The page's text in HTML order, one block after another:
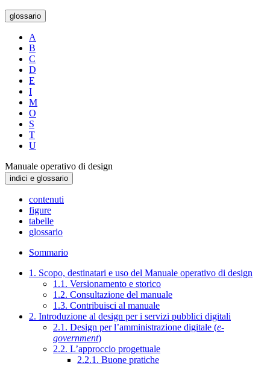
glossario
A
B
C
D
E
I
M
O
S
T
U
Manuale operativo di design
indici e glossario
contenuti
figure
tabelle
glossario
Sommario
1. Scopo, destinatari e uso del Manuale operativo di design
1.1. Versionamento e storico
1.2. Consultazione del manuale
1.3. Contribuisci al manuale
2. Introduzione al design per i servizi pubblici digitali
2.1. Design per l’amministrazione digitale (e-
government)
2.2. L’approccio progettuale
2.2.1. Buone pratiche